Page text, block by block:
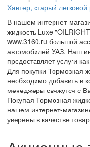
Хантер, старый легковой
В нашем интернет-
жидкость Luxe
www.3160.ru большой
автомобилей УАЗ. Наш
предоставляет услуги
Для покупки Тормозная
необходимо добавить в
менеджеры свяжутся с
Покупая Тормозная
нашем интернет-
уверены в качестве